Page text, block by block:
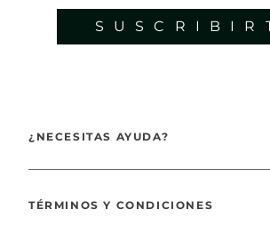
¿NECESITAS AYUDA?
TÉRMINOS Y CONDICIONES